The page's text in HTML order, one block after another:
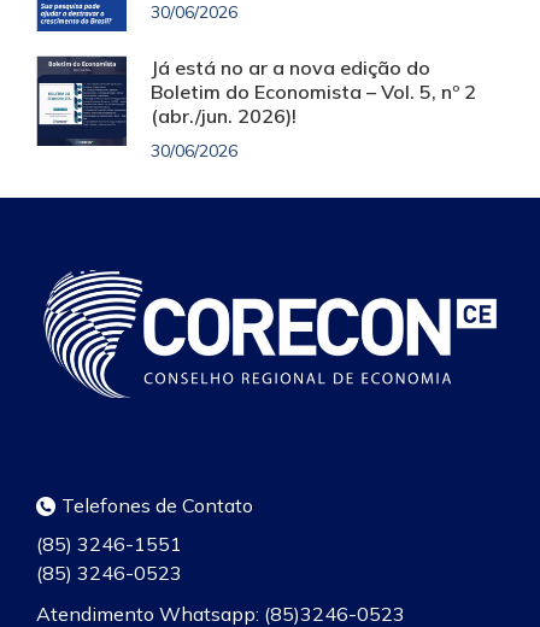
30/06/2026
Já está no ar a nova edição do
Boletim do Economista – Vol. 5, nº 2
(abr./jun. 2026)!
30/06/2026
Telefones de Contato
(85) 3246-1551
(85) 3246-0523
Atendimento Whatsapp: (85)3246-0523